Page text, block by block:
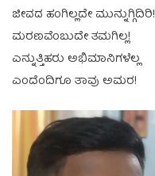
ಜೀವದ ಹಂಗಿಲ್ಲದೇ ಮುನ್ನುಗ್ಗಿದಿರಿ!
ಮರಣವೆಂಬುದೇ ತಮಗಿಲ್ಲ!
ಎನ್ನುತ್ತಿಹರು ಅಭಿಮಾನಿಗಳೆಲ್ಲ
ಎಂದೆಂದಿಗೂ ತಾವು ಅಮರ!